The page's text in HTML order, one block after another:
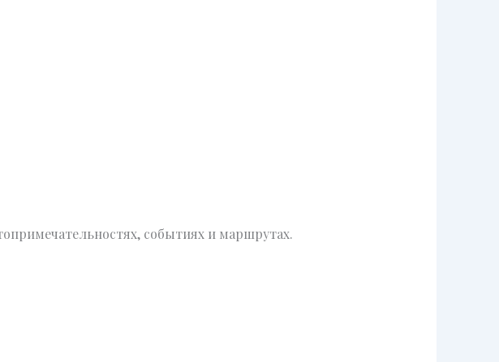
событиях и маршрутах.